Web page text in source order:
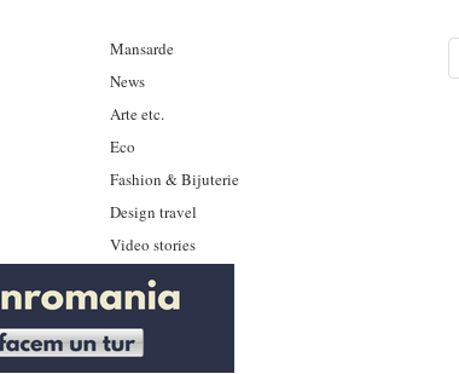
Mansarde
News
Arte etc.
Eco
Fashion & Bijuterie
Design travel
Video stories